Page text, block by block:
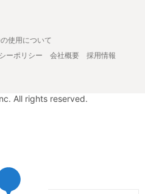
使用について
ーポリシー 会社概要
採用情報
All rights reserved.